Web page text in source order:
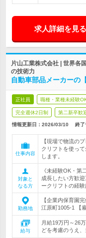
求人詳細を見る
片山工業株式会社 | 世界各
の技術力
自動車部品メーカーの
正社員 職種・業種未経験
完全週休2日制 第二新卒歓
情報更新日：2026/03/10 終了
仕事内容
【現場で物流の
クリフトを使っ
します。
対象と
なる方
《未経験OK・第
成長したい方歓
ークリフトの経験
勤務地
【企業内保育園
江原町1005-1 【
給与
月給19万円～26
どを考慮のうえ